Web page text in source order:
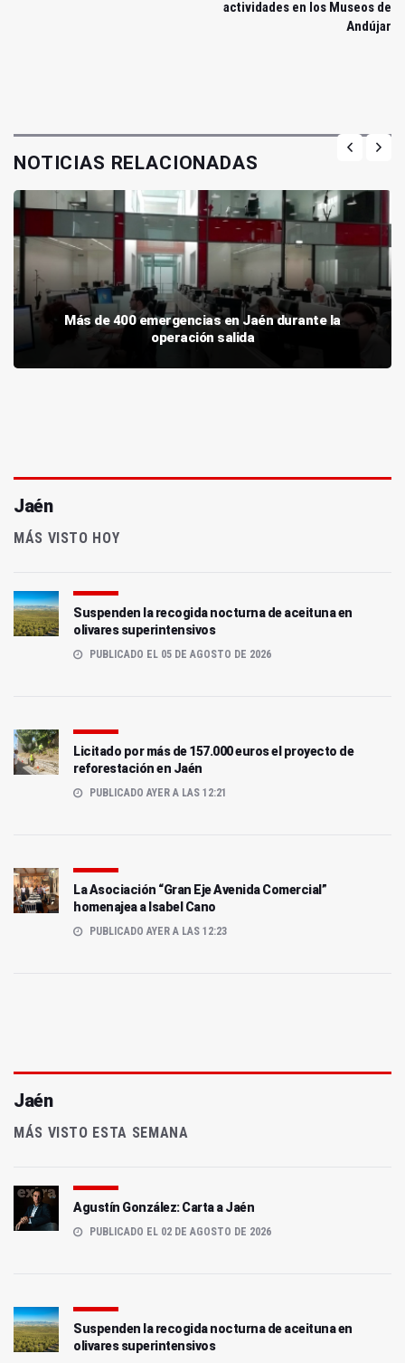
actividades en los Museos de
Andújar
NOTICIAS RELACIONADAS
Más de 400 emergencias en Jaén durante la
operación salida
Jaén
MÁS VISTO HOY
Suspenden la recogida nocturna de aceituna en
olivares superintensivos
PUBLICADO EL 05 DE AGOSTO DE 2026
Licitado por más de 157.000 euros el proyecto de
reforestación en Jaén
PUBLICADO AYER A LAS 12:21
La Asociación “Gran Eje Avenida Comercial”
homenajea a Isabel Cano
PUBLICADO AYER A LAS 12:23
Jaén
MÁS VISTO ESTA SEMANA
Agustín González: Carta a Jaén
PUBLICADO EL 02 DE AGOSTO DE 2026
Suspenden la recogida nocturna de aceituna en
olivares superintensivos